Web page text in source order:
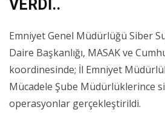
VERDİ..
Emniyet Genel Müdürlüğü Siber
Daire Başkanlığı, MASAK ve
koordinesinde; İl Emniyet
Mücadele Şube Müdürlüklerince
operasyonlar gerçekleştirildi.